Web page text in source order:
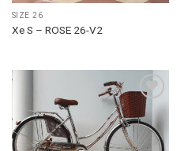
SIZE 26
Xe S – ROSE 26-V2
Add to
wishlist